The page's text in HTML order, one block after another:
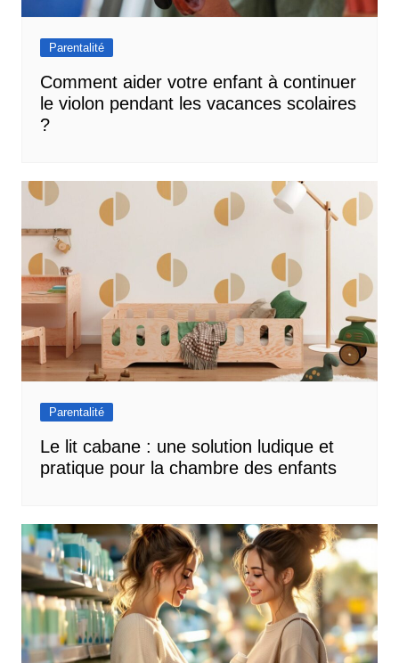
Parentalité
Comment aider votre enfant à continuer
le violon pendant les vacances scolaires
?
Parentalité
Le lit cabane : une solution ludique et
pratique pour la chambre des enfants